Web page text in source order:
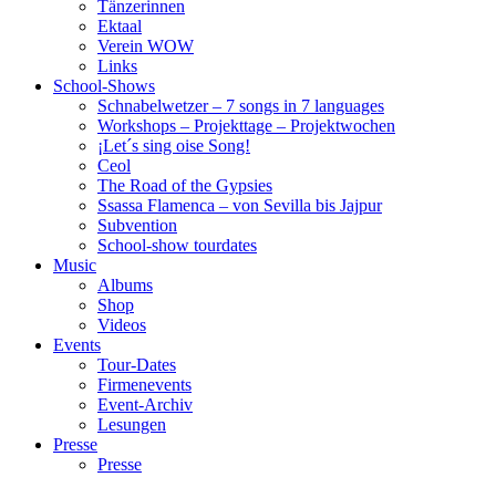
Tänzerinnen
Ektaal
Verein WOW
Links
School-Shows
Schnabelwetzer – 7 songs in 7 languages
Workshops – Projekttage – Projektwochen
¡Let´s sing oise Song!
Ceol
The Road of the Gypsies
Ssassa Flamenca – von Sevilla bis Jajpur
Subvention
School-show tourdates
Music
Albums
Shop
Videos
Events
Tour-Dates
Firmenevents
Event-Archiv
Lesungen
Presse
Presse